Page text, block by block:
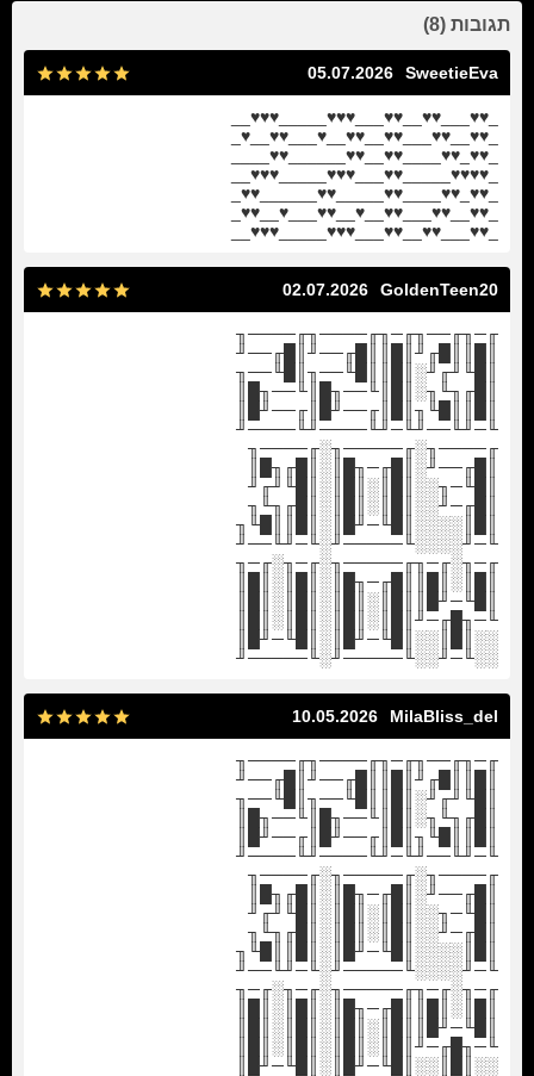
תגובות (8)
SweetieEva
05.07.2026
_♥♥___♥♥__♥♥___♥♥♥_____♥♥♥__
_♥♥__♥♥___♥♥__♥♥__♥___♥♥__♥_
_♥♥_♥♥____♥♥__♥♥______♥♥____
_♥♥♥♥_____♥♥___♥♥♥_____♥♥♥__
_♥♥_♥♥____♥♥_____♥♥______♥♥_
_♥♥__♥♥___♥♥__♥__♥♥___♥__♥♥_
_♥♥___♥♥__♥♥___♥♥♥_____♥♥♥__
GoldenTeen20
02.07.2026
╓─╖╓──╖╓─╖╓────╖╓────╖
║█║║█╓╜║█║║█╓──╜║█╓──╜
║█╙╜╓╜░║█║║█╙──╖║█╙──╖
║█╓╖╙╖░║█║╙──╖█║╙──╖█║
║█║║█╙╖║█║╓──╜█║╓──╜█║
╙─╜╙──╜╙─╜╙────╜╙────╜
╓────╖░╓─────╖░╓────╖
║█╓──╜░║█╓─╖█║░║█╓╖█║
║█╙─╖░░║█║░║█║░║█╙╜╓╜
║█╓─╜░░║█║░║█║░║█╓╖╙╖
║█║░░░░║█╙─╜█║░║█║║█╙╖
╙─╜░░░░╙─────╜░╙─╜╙──╜
╓─╖░╓─╖╓─────╖░╓─╖░╓─╖
║█║░║█║║█╓─╖█║░║█║░║█║
║█╙─╜█║║█║░║█║░║█║░║█║
╙─╖█╓─╜║█║░║█║░║█║░║█║
░░║█║░░║█╙─╜█║░║█╙─╜█║
░░╙─╜░░╙─────╜░╙─────╜
MilaBliss_del
10.05.2026
╓─╖╓──╖╓─╖╓────╖╓────╖
║█║║█╓╜║█║║█╓──╜║█╓──╜
║█╙╜╓╜░║█║║█╙──╖║█╙──╖
║█╓╖╙╖░║█║╙──╖█║╙──╖█║
║█║║█╙╖║█║╓──╜█║╓──╜█║
╙─╜╙──╜╙─╜╙────╜╙────╜
╓────╖░╓─────╖░╓────╖
║█╓──╜░║█╓─╖█║░║█╓╖█║
║█╙─╖░░║█║░║█║░║█╙╜╓╜
║█╓─╜░░║█║░║█║░║█╓╖╙╖
║█║░░░░║█╙─╜█║░║█║║█╙╖
╙─╜░░░░╙─────╜░╙─╜╙──╜
╓─╖░╓─╖╓─────╖░╓─╖░╓─╖
║█║░║█║║█╓─╖█║░║█║░║█║
║█╙─╜█║║█║░║█║░║█║░║█║
╙─╖█╓─╜║█║░║█║░║█║░║█║
░░║█║░░║█╙─╜█║░║█╙─╜█║